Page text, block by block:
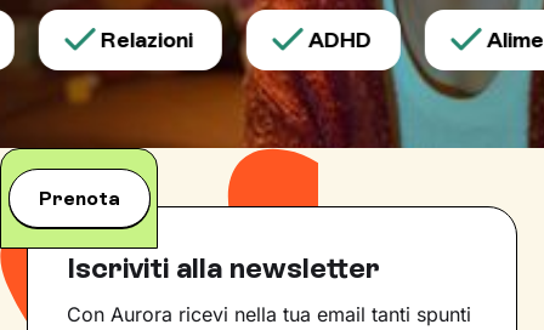
Relazioni ADHD
Prenota
Iscriviti alla newsletter
Con Aurora ricevi nella tua email tanti spunti